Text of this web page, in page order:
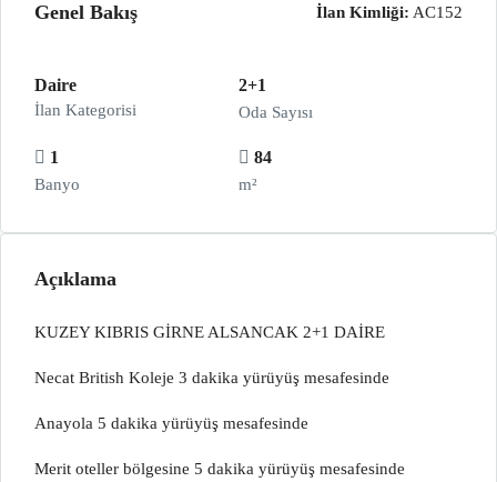
Genel Bakış İlan Kimliği: AC152
Daire
İlan Kategorisi
2+1
Oda Sayısı
1
Banyo
84
m²
Açıklama
KUZEY KIBRIS GİRNE ALSANCAK 2+1 DAİRE
Necat British Koleje 3 dakika yürüyüş mesafesinde
Anayola 5 dakika yürüyüş mesafesinde
Merit oteller bölgesine 5 dakika yürüyüş mesafesinde